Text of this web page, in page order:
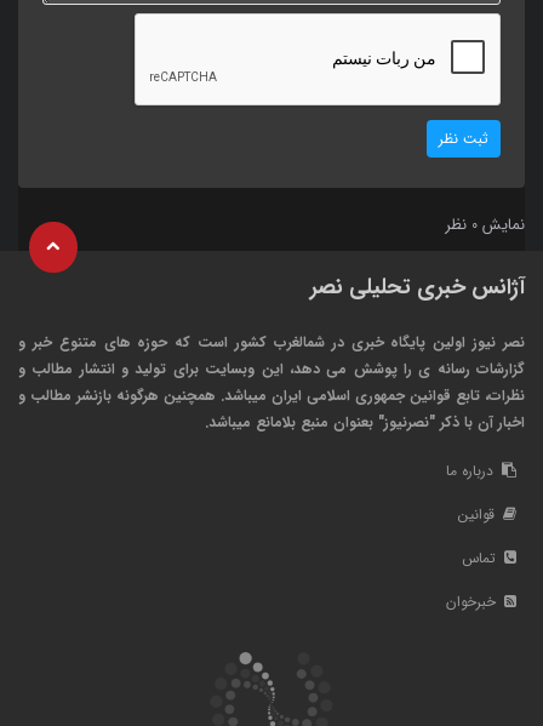
ثبت نظر
نمایش 0 نظر
آژانس خبری تحلیلی نصر
نصر نیوز اولین پایگاه خبری در شمالغرب کشور است که حوزه های متنوع خبر و
گزارشات رسانه ی را پوشش می دهد، این وبسایت برای تولید و انتشار مطالب و
نظرات، تابع قوانین جمهوری اسلامی ایران میباشد. همچنین هرگونه بازنشر مطالب و
اخبار آن با ذکر "نصرنیوز" بعنوان منبع بلامانع میباشد.
درباره ما
قوانین
تماس
خبرخوان